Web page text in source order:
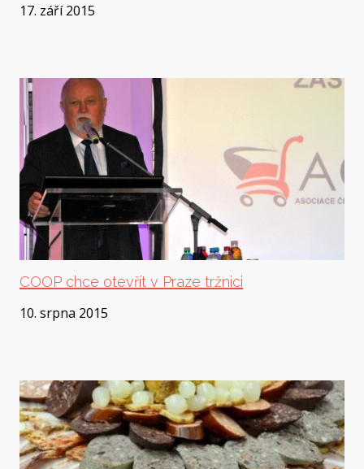
17. září 2015
COOP chce otevřít v Praze tržnici
10. srpna 2015